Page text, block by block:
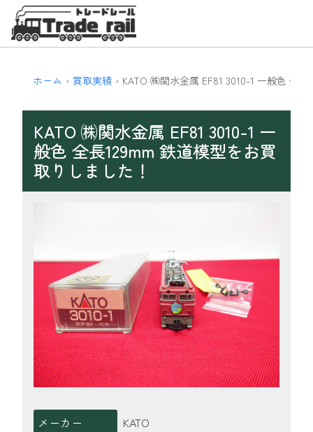
ホーム 買取実績 KATO ㈱関水金属 EF81 3010-1 一般色 全長
KATO ㈱関水金属 EF81 3010-1 一
般色 全長129mm 鉄道模型をお買
取りしました！
メーカー KATO